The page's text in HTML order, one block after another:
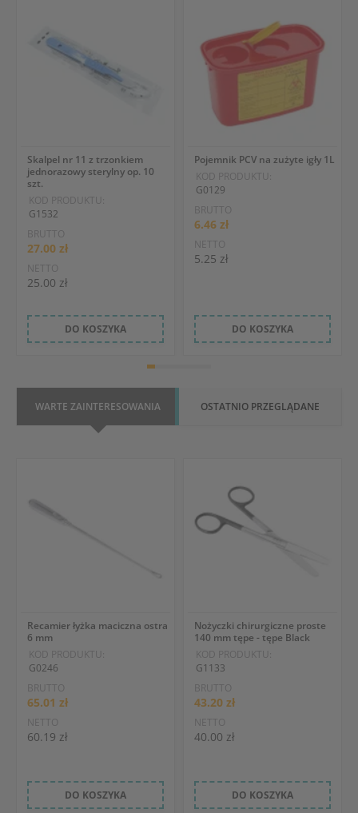
Skalpel nr 11 z trzonkiem
jednorazowy sterylny op. 10
szt.
KOD PRODUKTU:
G1532
BRUTTO
27.00 zł
NETTO
25.00 zł
DO KOSZYKA
Pojemnik PCV na zużyte igły 1L
KOD PRODUKTU:
G0129
BRUTTO
6.46 zł
NETTO
5.25 zł
DO KOSZYKA
WARTE ZAINTERESOWANIA OSTATNIO PRZEGLĄDANE
Recamier łyżka maciczna ostra
6 mm
KOD PRODUKTU:
G0246
BRUTTO
65.01 zł
NETTO
60.19 zł
DO KOSZYKA
Nożyczki chirurgiczne proste
140 mm tępe - tępe Black
KOD PRODUKTU:
G1133
BRUTTO
43.20 zł
NETTO
40.00 zł
DO KOSZYKA